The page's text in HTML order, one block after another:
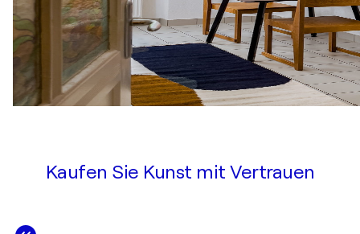
Kaufen Sie Kunst mit Vertrauen